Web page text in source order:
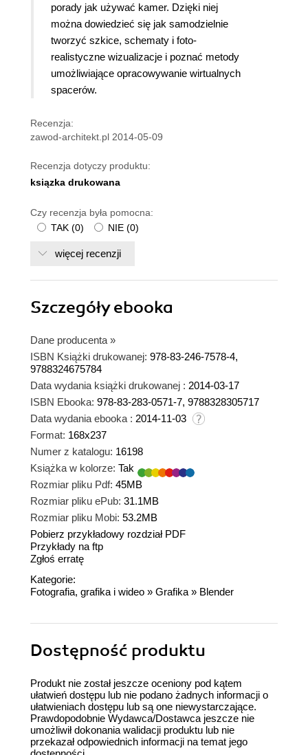
porady jak używać kamer. Dzięki niej
można dowiedzieć się jak samodzielnie
tworzyć szkice, schematy i foto-
realistyczne wizualizacje i poznać metody
umożliwiające opracowywanie wirtualnych
spacerów.
Recenzja:
zawod-architekt.pl 2014-05-09
Recenzja dotyczy produktu:
ksiązka drukowana
Czy recenzja była pomocna:
TAK (0) NIE (0)
więcej recenzji
Szczegółyebooka
Dane producenta »
ISBN Książki drukowanej: 978-83-246-7578-4,
9788324675784
Data wydania książki drukowanej : 2014-03-17
ISBN Ebooka: 978-83-283-0571-7, 9788328305717
Data wydania ebooka : 2014-11-03
Format: 168x237
Numer z katalogu: 16198
Książka w kolorze: Tak
Rozmiar pliku Pdf: 45MB
Rozmiar pliku ePub: 31.1MB
Rozmiar pliku Mobi: 53.2MB
Pobierz przykładowy rozdział PDF
Przykłady na ftp
Zgłoś erratę
Kategorie:
Fotografia, grafika i wideo » Grafika » Blender
Dostępność produktu
Produkt nie został jeszcze oceniony pod kątem
ułatwień dostępu lub nie podano żadnych informacji o
ułatwieniach dostępu lub są one niewystarczające.
Prawdopodobnie Wydawca/Dostawca jeszcze nie
umożliwił dokonania walidacji produktu lub nie
przekazał odpowiednich informacji na temat jego